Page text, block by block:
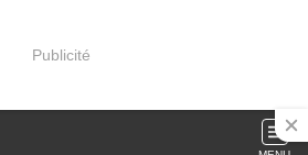
Publicité